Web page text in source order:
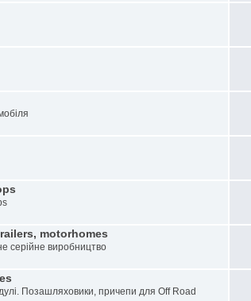
motorhomes
серійне виробництво
Позашляховики, причепи для Off Road